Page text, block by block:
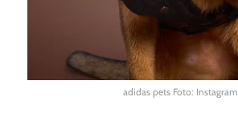
adidas pets Foto: Instagram